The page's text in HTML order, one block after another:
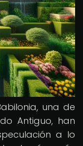
una de
Antiguo, han
a lo